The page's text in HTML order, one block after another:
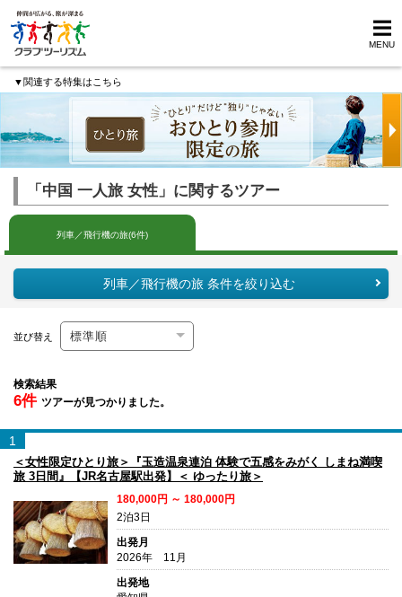
MENU
▼関連する特集はこちら
「中国 一人旅 女性」に関するツアー
列車／飛行機の旅(6件)
列車／飛行機の旅 条件を絞り込む
並び替え
検索結果
6件 ツアーが見つかりました。
1
＜女性限定ひとり旅＞『玉造温泉連泊 体験で五感をみがく しまね満喫
旅 3日間』【JR名古屋駅出発】＜ ゆったり旅＞
180,000円 ～ 180,000円
2泊3日
出発月
2026年 11月
出発地